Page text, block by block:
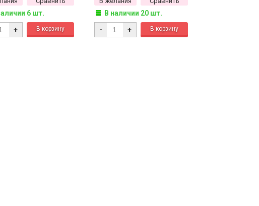
6 шт.
+
В наличии 20 шт.
- +